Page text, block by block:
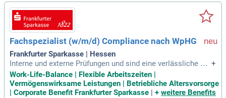
Fachspezialist (w/m/d) Compliance nach WpHG
Frankfurter Sparkasse | Hessen
Interne und externe Prüfungen und sind eine verlässliche An
sprechperson für die interne Revision, Aufsichtsbehörden s
owie externe Prüfer; Sie unterstützen die Einhaltung weiterer
regulatorischer Anforderungen im Wertpapiergeschäft, bear
+
Work-Life-Balance | Flexible Arbeitszeiten |
Vermögenswirksame Leistungen | Betriebliche Altersvorsorge
| Corporate Benefit Frankfurter Sparkasse
+ weitere Benefits